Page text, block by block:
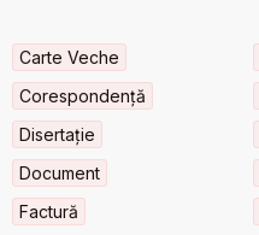
Carte Veche
Corespondență
Disertație
Document
Factură